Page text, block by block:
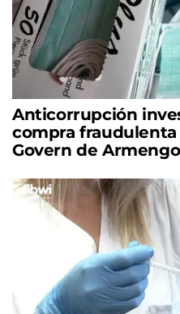
Anticorrupción
compra
Govern de